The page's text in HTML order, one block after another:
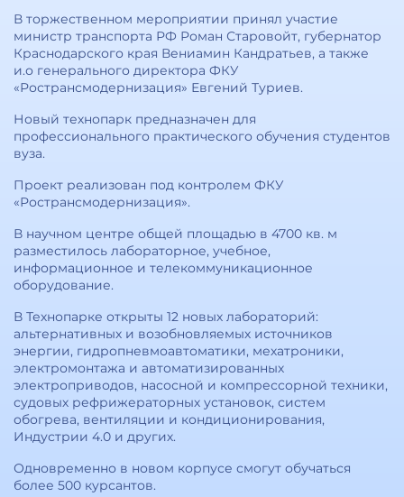
В торжественном мероприятии принял участие
министр транспорта РФ Роман Старовойт, губернатор
Краснодарского края Вениамин Кандратьев, а также
и.о генерального директора ФКУ
«Ространсмодернизация» Евгений Туриев.
Новый технопарк предназначен для
профессионального практического обучения студентов
вуза.
Проект реализован под контролем ФКУ
«Ространсмодернизация».
В научном центре общей площадью в 4700 кв. м
разместилось лабораторное, учебное,
информационное и телекоммуникационное
оборудование.
В Технопарке открыты 12 новых лабораторий:
альтернативных и возобновляемых источников
энергии, гидропневмоавтоматики, мехатроники,
электромонтажа и автоматизированных
электроприводов, насосной и компрессорной техники,
судовых рефрижераторных установок, систем
обогрева, вентиляции и кондиционирования,
Индустрии 4.0 и других.
Одновременно в новом корпусе смогут обучаться
более 500 курсантов.